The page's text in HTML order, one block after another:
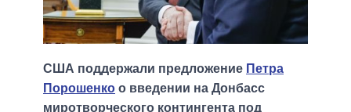
США поддержали предложение Петра
Порошенко о введении на Донбасс
миротворческого контингента под